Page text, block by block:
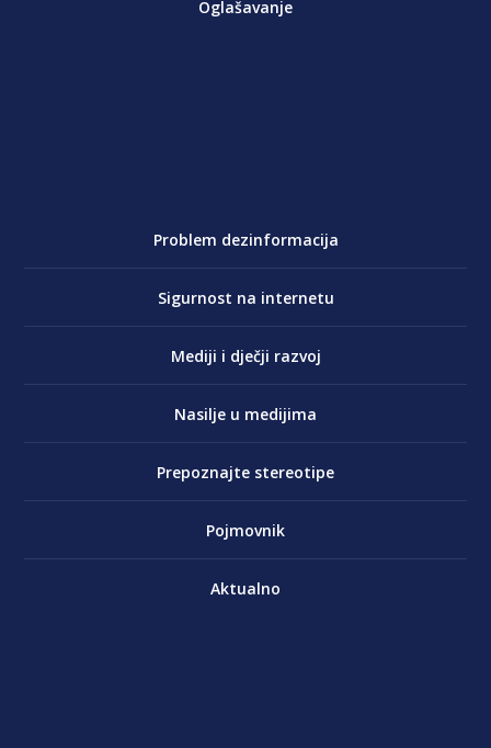
Oglašavanje
Problem dezinformacija
Sigurnost na internetu
Mediji i dječji razvoj
Nasilje u medijima
Prepoznajte stereotipe
Pojmovnik
Aktualno